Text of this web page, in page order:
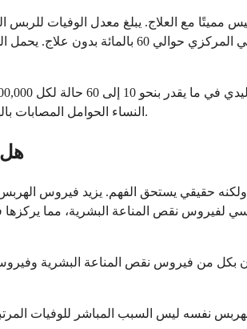
النساء الحوامل المصابات بالهربس علاج مضاد للفيروسات وقائي في الثلث الثالث من الحمل، ولماذا يوصى بالولادة القيصرية عند وجود آفات تناسلية نشطة وقت المخاض.
هل
نفسه ليس السبب المباشر للوفيات